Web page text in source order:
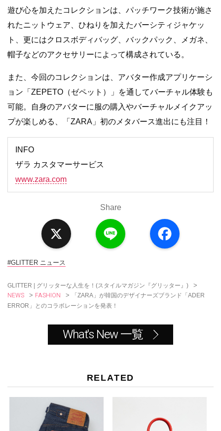
遊び心を加えたコレクションは、パッチワーク技術が施さ
れたニットウェア、ひねりを加えたバーシティジャケッ
ト、更にはクロスボディバッグ、バックパック、メガネ、
帽子などのアクセサリーによって構成されている。
また、今回のコレクションは、アバター作成アプリケーシ
ョン「ZEPETO（ゼペット）」を通してバーチャル体験も
可能。自身のアバターに服の購入やバーチャルメイクアッ
プが楽しめる、「ZARA」初のメタバース進出にも注目！
INFO
ザラ カスタマーサービス
www.zara.com
Share
a
c
#GLITTER ニュース
GLITTER | グリッターな人生を！(スタイルマガジン『グリッター』) >
NEWS > FASHION >
「ZARA」が韓国のデザイナーズブランド「ADER
ERROR」とのコラボレーションを発表！
What's New 一覧
RELATED